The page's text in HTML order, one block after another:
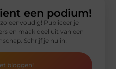
een podium!
eenvoudig! Publiceer je
en maak deel uit van een
Schrijf je nu in!
bloggen!